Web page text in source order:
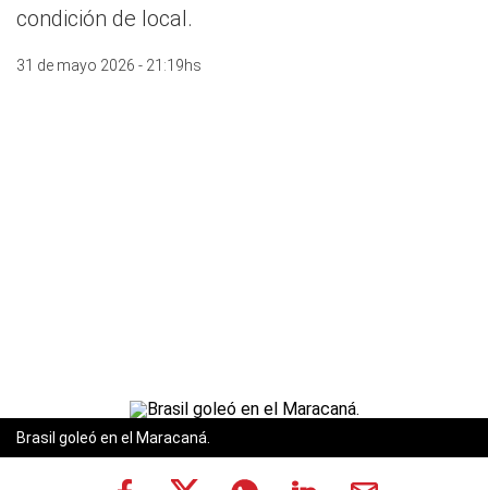
condición de local.
31 de mayo 2026 - 21:19hs
Brasil goleó en el Maracaná.